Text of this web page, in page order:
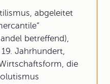
abgeleitet
betreffend),
Jahrhundert,
die